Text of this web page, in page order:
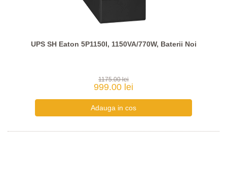
UPS SH Eaton 5P1150I, 1150VA/770W, Baterii Noi
1175.00 lei
999.00 lei